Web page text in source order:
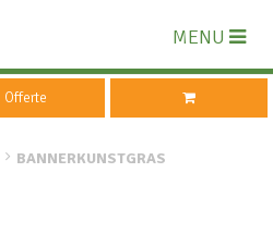
MENU
Offerte
BANNERKUNSTGRAS